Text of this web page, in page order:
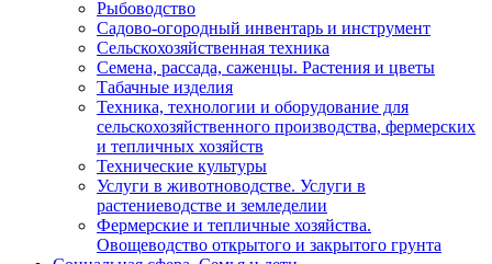
Рыбоводство
Садово-огородный инвентарь и инструмент
Сельскохозяйственная техника
Семена, рассада, саженцы. Растения и цветы
Табачные изделия
Техника, технологии и оборудование для
сельскохозяйственного производства, фермерских
и тепличных хозяйств
Технические культуры
Услуги в животноводстве. Услуги в
растениеводстве и земледелии
Фермерские и тепличные хозяйства.
Овощеводство открытого и закрытого грунта